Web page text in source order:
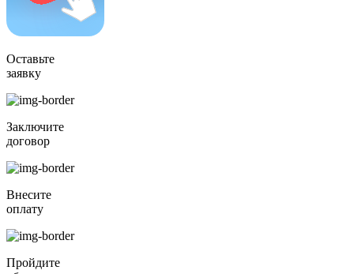
Оставьте
заявку
Заключите
договор
Внесите
оплату
Пройдите